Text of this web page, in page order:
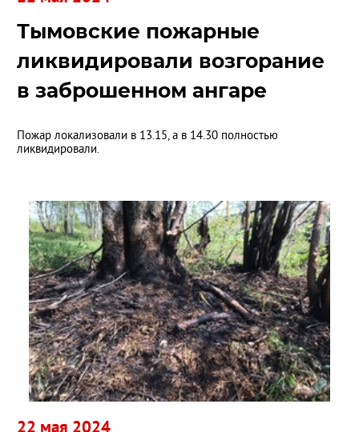
Тымовские пожарные
ликвидировали возгорание
в заброшенном ангаре
Пожар локализовали в 13.15, а в 14.30 полностью
ликвидировали.
22 мая 2024